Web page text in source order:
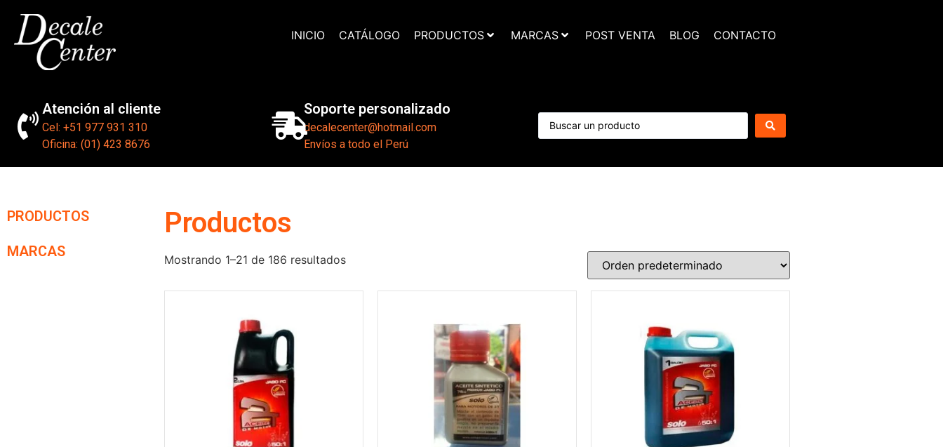
INICIO CATÁLOGO PRODUCTOS MARCAS POST VENTA BLOG CONTACTO
Atención al cliente
Cel: +51 977 931 310
Oficina: (01) 423 8676
Soporte personalizado
decalecenter@hotmail.com
Envíos a todo el Perú
PRODUCTOS
MARCAS
Productos
Mostrando 1–21 de 186 resultados